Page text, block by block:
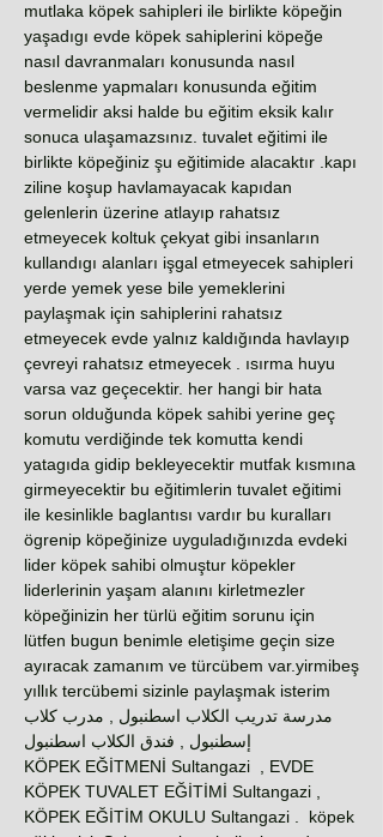
mutlaka köpek sahipleri ile birlikte köpeğin
yaşadıgı evde köpek sahiplerini köpeğe
nasıl davranmaları konusunda nasıl
beslenme yapmaları konusunda eğitim
vermelidir aksi halde bu eğitim eksik kalır
sonuca ulaşamazsınız. tuvalet eğitimi ile
birlikte köpeğiniz şu eğitimide alacaktır .kapı
ziline koşup havlamayacak kapıdan
gelenlerin üzerine atlayıp rahatsız
etmeyecek koltuk çekyat gibi insanların
kullandıgı alanları işgal etmeyecek sahipleri
yerde yemek yese bile yemeklerini
paylaşmak için sahiplerini rahatsız
etmeyecek evde yalnız kaldığında havlayıp
çevreyi rahatsız etmeyecek . ısırma huyu
varsa vaz geçecektir. her hangi bir hata
sorun olduğunda köpek sahibi yerine geç
komutu verdiğinde tek komutta kendi
yatagıda gidip bekleyecektir mutfak kısmına
girmeyecektir bu eğitimlerin tuvalet eğitimi
ile kesinlikle baglantısı vardır bu kuralları
ögrenip köpeğinize uyguladığınızda evdeki
lider köpek sahibi olmuştur köpekler
liderlerinin yaşam alanını kirletmezler
köpeğinizin her türlü eğitim sorunu için
lütfen bugun benimle eletişime geçin size
ayıracak zamanım ve türcübem var.yirmibeş
yıllık tercübemi sizinle paylaşmak isterim
مدرسة تدريب الكلاب اسطنبول , مدرب كلاب
إسطنبول , فندق الكلاب اسطنبول
KÖPEK EĞİTMENİ Sultangazi , EVDE
KÖPEK TUVALET EĞİTİMİ Sultangazi ,
KÖPEK EĞİTİM OKULU Sultangazi . köpek